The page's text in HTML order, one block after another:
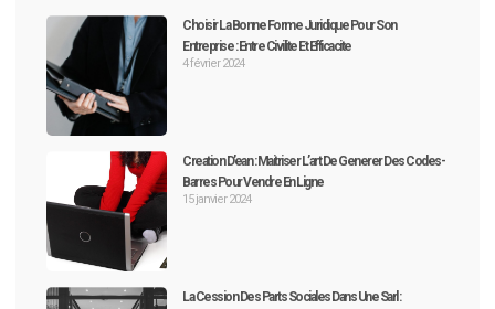
Choisir La Bonne Forme Juridique Pour Son
Entreprise : Entre Civilite Et Efficacite
4 février 2024
Creation D’ean : Maitriser L’art De Generer Des Codes-
Barres Pour Vendre En Ligne
15 janvier 2024
La Cession Des Parts Sociales Dans Une Sarl :